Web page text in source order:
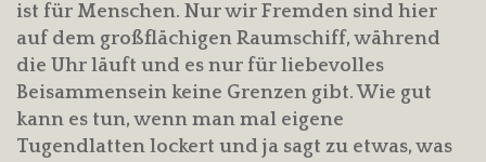
ist für Menschen. Nur wir Fremden sind hier
auf dem großflächigen Raumschiff, während
die Uhr läuft und es nur für liebevolles
Beisammensein keine Grenzen gibt. Wie gut
kann es tun, wenn man mal eigene
Tugendlatten lockert und ja sagt zu etwas, was